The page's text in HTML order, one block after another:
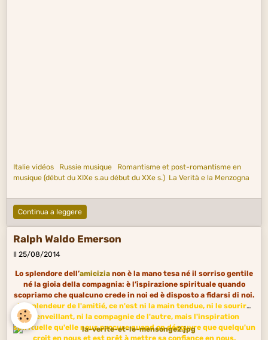
Italie vidéos Russie musique
Romantisme et post-romantisme en
musique (début du XIXe s.au début du XXe s.) La Verità e la Menzogna
Continua a leggere
Ralph Waldo Emerson
Il 25/08/2014
Lo splendore dell’amicizia non è la mano tesa né il sorriso gentile
né la gioia della compagnia: è l’ispirazione spirituale quando
scopriamo che qualcuno crede in noi ed è disposto a fidarsi di noi.
La splendeur de l'amitié, ce n'est ni la main tendue, ni le sourire
bienveillant, ni la compagnie de l'autre, mais l'inspiration
spirituelle qu'elle nous procure quand on découvre que quelqu'un